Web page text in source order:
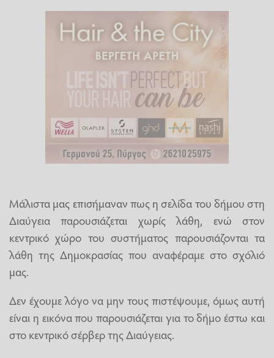
Μάλιστα μας επισήμαναν πως η σελίδα του δήμου στη
Διαύγεια παρουσιάζεται χωρίς λάθη, ενώ στον
κεντρικό χώρο του συστήματος παρουσιάζονται τα
λάθη της Δημοκρασίας που αναφέραμε στο σχόλιό
μας.
Δεν έχουμε λόγο να μην τους πιστέψουμε, όμως αυτή
είναι η εικόνα που παρουσιάζεται για το δήμο έστω και
στο κεντρικό σέρβερ της Διαύγειας.